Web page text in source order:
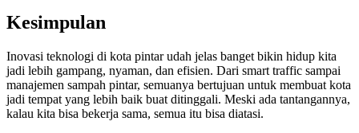
Kesimpulan
Inovasi teknologi di kota pintar udah jelas banget bikin hidup kita
jadi lebih gampang, nyaman, dan efisien. Dari smart traffic sampai
manajemen sampah pintar, semuanya bertujuan untuk membuat kota
jadi tempat yang lebih baik buat ditinggali. Meski ada tantangannya,
kalau kita bisa bekerja sama, semua itu bisa diatasi.